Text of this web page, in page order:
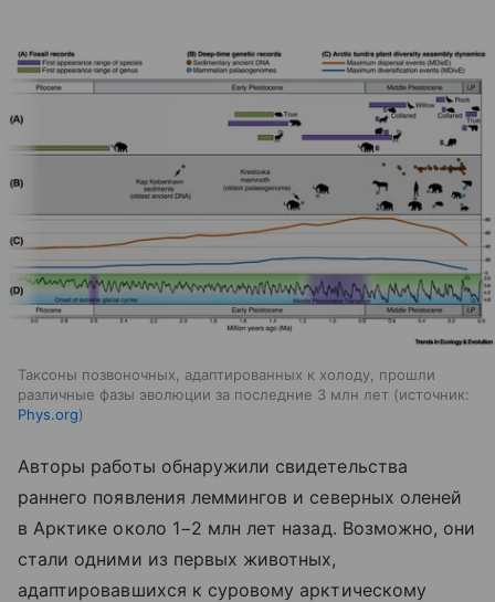
Таксоны позвоночных, адаптированных к холоду, прошли
различные фазы эволюции за последние 3 млн лет
источник:
Phys.org
Авторы работы обнаружили свидетельства
раннего появления леммингов и северных оленей
в Арктике около 1−2 млн лет назад. Возможно, они
стали одними из первых животных,
адаптировавшихся к суровому арктическому